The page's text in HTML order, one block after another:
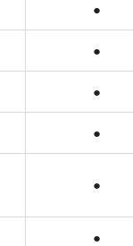
●
●
●
●
●
●